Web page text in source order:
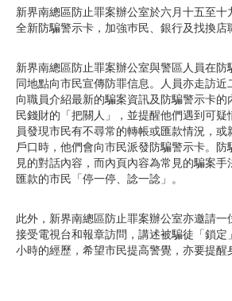
新界南總區防止罪案辦公室於六月十五至
全新防騙警示卡，加強巿民、銀行及找換店
新界南總區防止罪案辦公室與警區人員在
同地點向市民宣傳防罪信息。人員亦走訪近
向職員介紹最新的騙案資訊及防騙警示卡
民錢財的「把關人」，並提醒他們遇到可
員發現市民有不尋常的轉帳或匯款情況，
戶口時，他們會向市民派發防騙警示卡。防
見的對話內容，而內頁內容為常見的騙案
匯款的市民「停一停、諗一諗」。
此外，新界南總區防止罪案辦公室亦邀請一
接受電視台和報章訪問，講述被騙徒「鎖定
小時的經歷，希望市民提高警覺，亦要提醒